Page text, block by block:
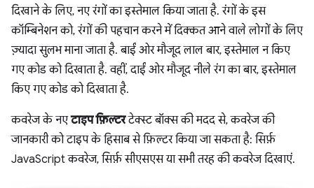
दिखाने के लिए, नए रंगों का इस्तेमाल किया जाता है. रंगों के इस
कॉम्बिनेशन को, रंगों की पहचान करने में दिक्कत आने वाले लोगों के लिए
ज़्यादा सुलभ माना जाता है. बाईं ओर मौजूद लाल बार, इस्तेमाल न किए
गए कोड को दिखाता है. वहीं, दाईं ओर मौजूद नीले रंग का बार, इस्तेमाल
किए गए कोड को दिखाता है.
कवरेज के नएटाइप फ़िल्टरटेक्स्ट बॉक्स की मदद से, कवरेज की
जानकारी को टाइप के हिसाब से फ़िल्टर किया जा सकता है: सिर्फ़
JavaScript कवरेज, सिर्फ़ सीएसएस या सभी तरह की कवरेज दिखाएं.